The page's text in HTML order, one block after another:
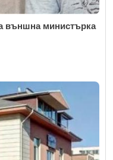
външна министърка